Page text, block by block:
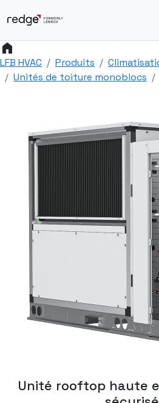
home
LFB HVAC Produits
Unités de toiture monoblocs
Unité rooftop haute